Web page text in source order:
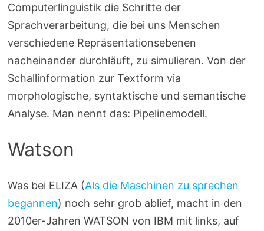
Computerlinguistik die Schritte der
Sprachverarbeitung, die bei uns Menschen
verschiedene Repräsentationsebenen
nacheinander durchläuft, zu simulieren. Von der
Schallinformation zur Textform via
morphologische, syntaktische und semantische
Analyse. Man nennt das: Pipelinemodell.
Watson
Was bei ELIZA (Als die Maschinen zu sprechen
begannen) noch sehr grob ablief, macht in den
2010er-Jahren WATSON von IBM mit links, auf